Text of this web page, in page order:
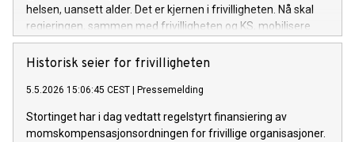
helsen, uansett alder. Det er kjernen i frivilligheten. Nå skal
regjeringen, sammen med frivilligheten og KS, mobilisere
flere eldre til å ta del i viktige samfunnsoppgaver.
Historisk seier for frivilligheten
5.5.2026 15:06:45 CEST Pressemelding
Stortinget har i dag vedtatt regelstyrt finansiering av
momskompensasjonsordningen for frivillige organisasjoner.